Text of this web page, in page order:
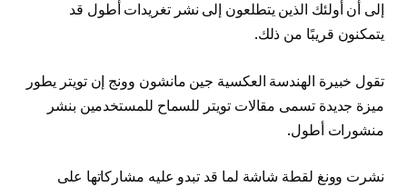
إلى أن أولئك الذين يتطلعون إلى نشر تغريدات أطول قد
يتمكنون قريبًا من ذلك.
تقول خبيرة الهندسة العكسية جين مانشون وونج إن تويتر يطور
ميزة جديدة تسمى مقالات تويتر للسماح للمستخدمين بنشر
منشورات أطول.
نشرت وونغ لقطة شاشة لما قد تبدو عليه مشاركاتها على